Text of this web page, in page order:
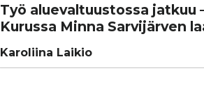
Työ alu­e­val­tuus­tossa jatkuu
Kurussa Minna Sar­vi­jär­ven
Karoliina Laikio